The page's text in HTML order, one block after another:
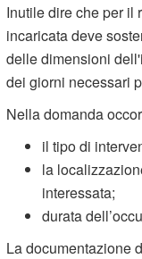
Inutile dire che per il
incaricata deve
delle dimensioni
dei giorni necessari
Nella domanda
il tipo di
la
interessata;
durata
La documentazione